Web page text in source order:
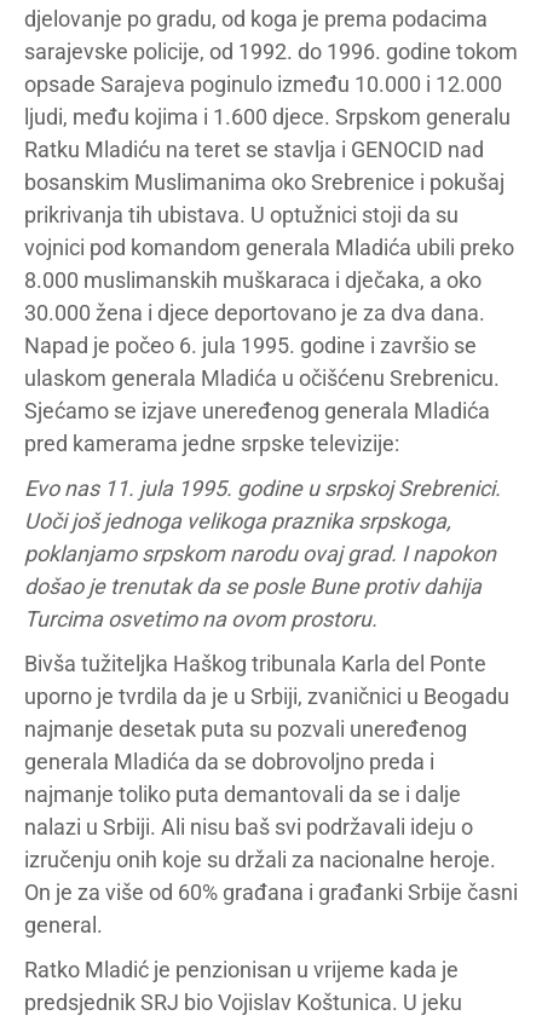
djelovanje po gradu, od koga je prema podacima
sarajevske policije, od 1992. do 1996. godine tokom
opsade Sarajeva poginulo između 10.000 i 12.000
ljudi, među kojima i 1.600 djece. Srpskom generalu
Ratku Mladiću na teret se stavlja i GENOCID nad
bosanskim Muslimanima oko Srebrenice i pokušaj
prikrivanja tih ubistava. U optužnici stoji da su
vojnici pod komandom generala Mladića ubili preko
8.000 muslimanskih muškaraca i dječaka, a oko
30.000 žena i djece deportovano je za dva dana.
Napad je počeo 6. jula 1995. godine i završio se
ulaskom generala Mladića u očišćenu Srebrenicu.
Sjećamo se izjave uneređenog generala Mladića
pred kamerama jedne srpske televizije:
Evo nas 11. jula 1995. godine u srpskoj Srebrenici.
Uoči još jednoga velikoga praznika srpskoga,
poklanjamo srpskom narodu ovaj grad. I napokon
došao je trenutak da se posle Bune protiv dahija
Turcima osvetimo na ovom prostoru.
Bivša tužiteljka Haškog tribunala Karla del Ponte
uporno je tvrdila da je u Srbiji, zvaničnici u Beogadu
najmanje desetak puta su pozvali uneređenog
generala Mladića da se dobrovoljno preda i
najmanje toliko puta demantovali da se i dalje
nalazi u Srbiji. Ali nisu baš svi podržavali ideju o
izručenju onih koje su držali za nacionalne heroje.
On je za više od 60% građana i građanki Srbije časni
general.
Ratko Mladić je penzionisan u vrijeme kada je
predsjednik SRJ bio Vojislav Koštunica. U jeku